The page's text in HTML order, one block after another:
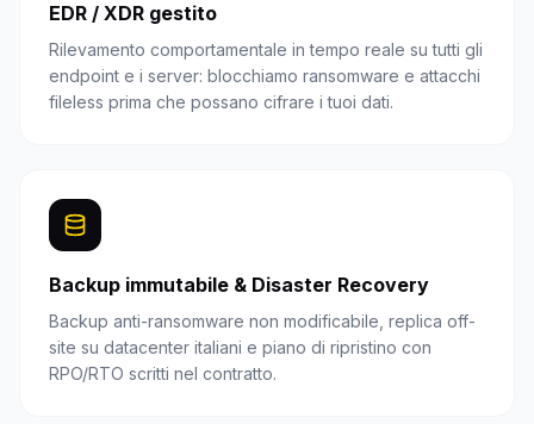
EDR / XDR gestito
Rilevamento comportamentale in tempo reale su tutti gli
endpoint e i server: blocchiamo ransomware e attacchi
fileless prima che possano cifrare i tuoi dati.
Backup immutabile & Disaster Recovery
Backup anti-ransomware non modificabile, replica off-
site su datacenter italiani e piano di ripristino con
RPO/RTO scritti nel contratto.